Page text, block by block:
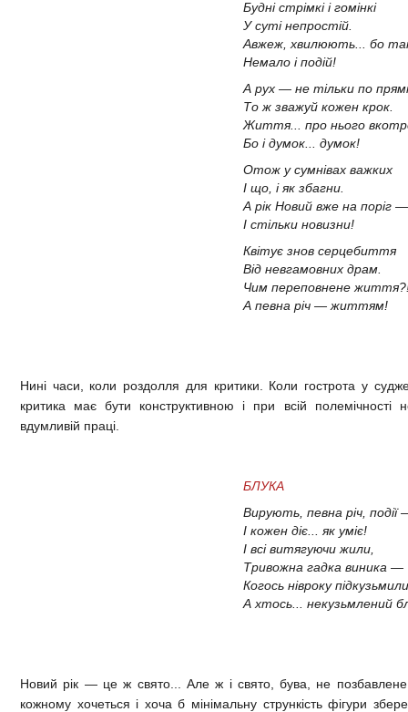
Будні стрімкі і гомінкі
У суті непростій.
Авжеж, хвилюють... бо
Немало і подій!
А рух — не тільки по
То ж зважуй кожен крок.
Життя... про нього
Бо і думок... думок!
Отож у сумнівах важких
І що, і як збагни.
А рік Новий вже на поріг —
І стільки новизни!
Квітує знов серцебиття
Від невгамовних драм.
Чим переповнене
А певна річ — життям!
Нині часи, коли роздолля для критики. Коли гострота у
критика має бути конструктивною і при всій полемічності
вдумливій праці.
БЛУКА
Вирують, певна річ, події
І кожен діє... як уміє!
І всі витягуючи жили,
Тривожна гадка виника —
Когось нівроку
А хтось... некузьмлений
Новий рік — це ж свято... Але ж і свято, бува, не
кожному хочеться і хоча б мінімальну стрункість фігури